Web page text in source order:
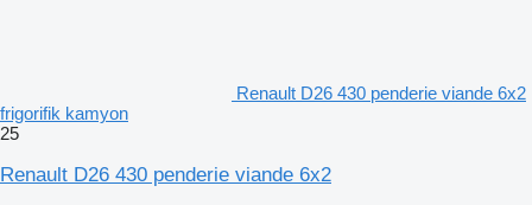
Renault D26 430 penderie viande 6x2
frigorifik kamyon
25
Renault D26 430 penderie viande 6x2